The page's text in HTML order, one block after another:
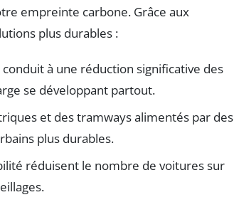
empreinte carbone. Grâce aux
plus durables :
à une réduction significative des
se développant partout.
et des tramways alimentés par des
plus durables.
réduisent le nombre de voitures sur